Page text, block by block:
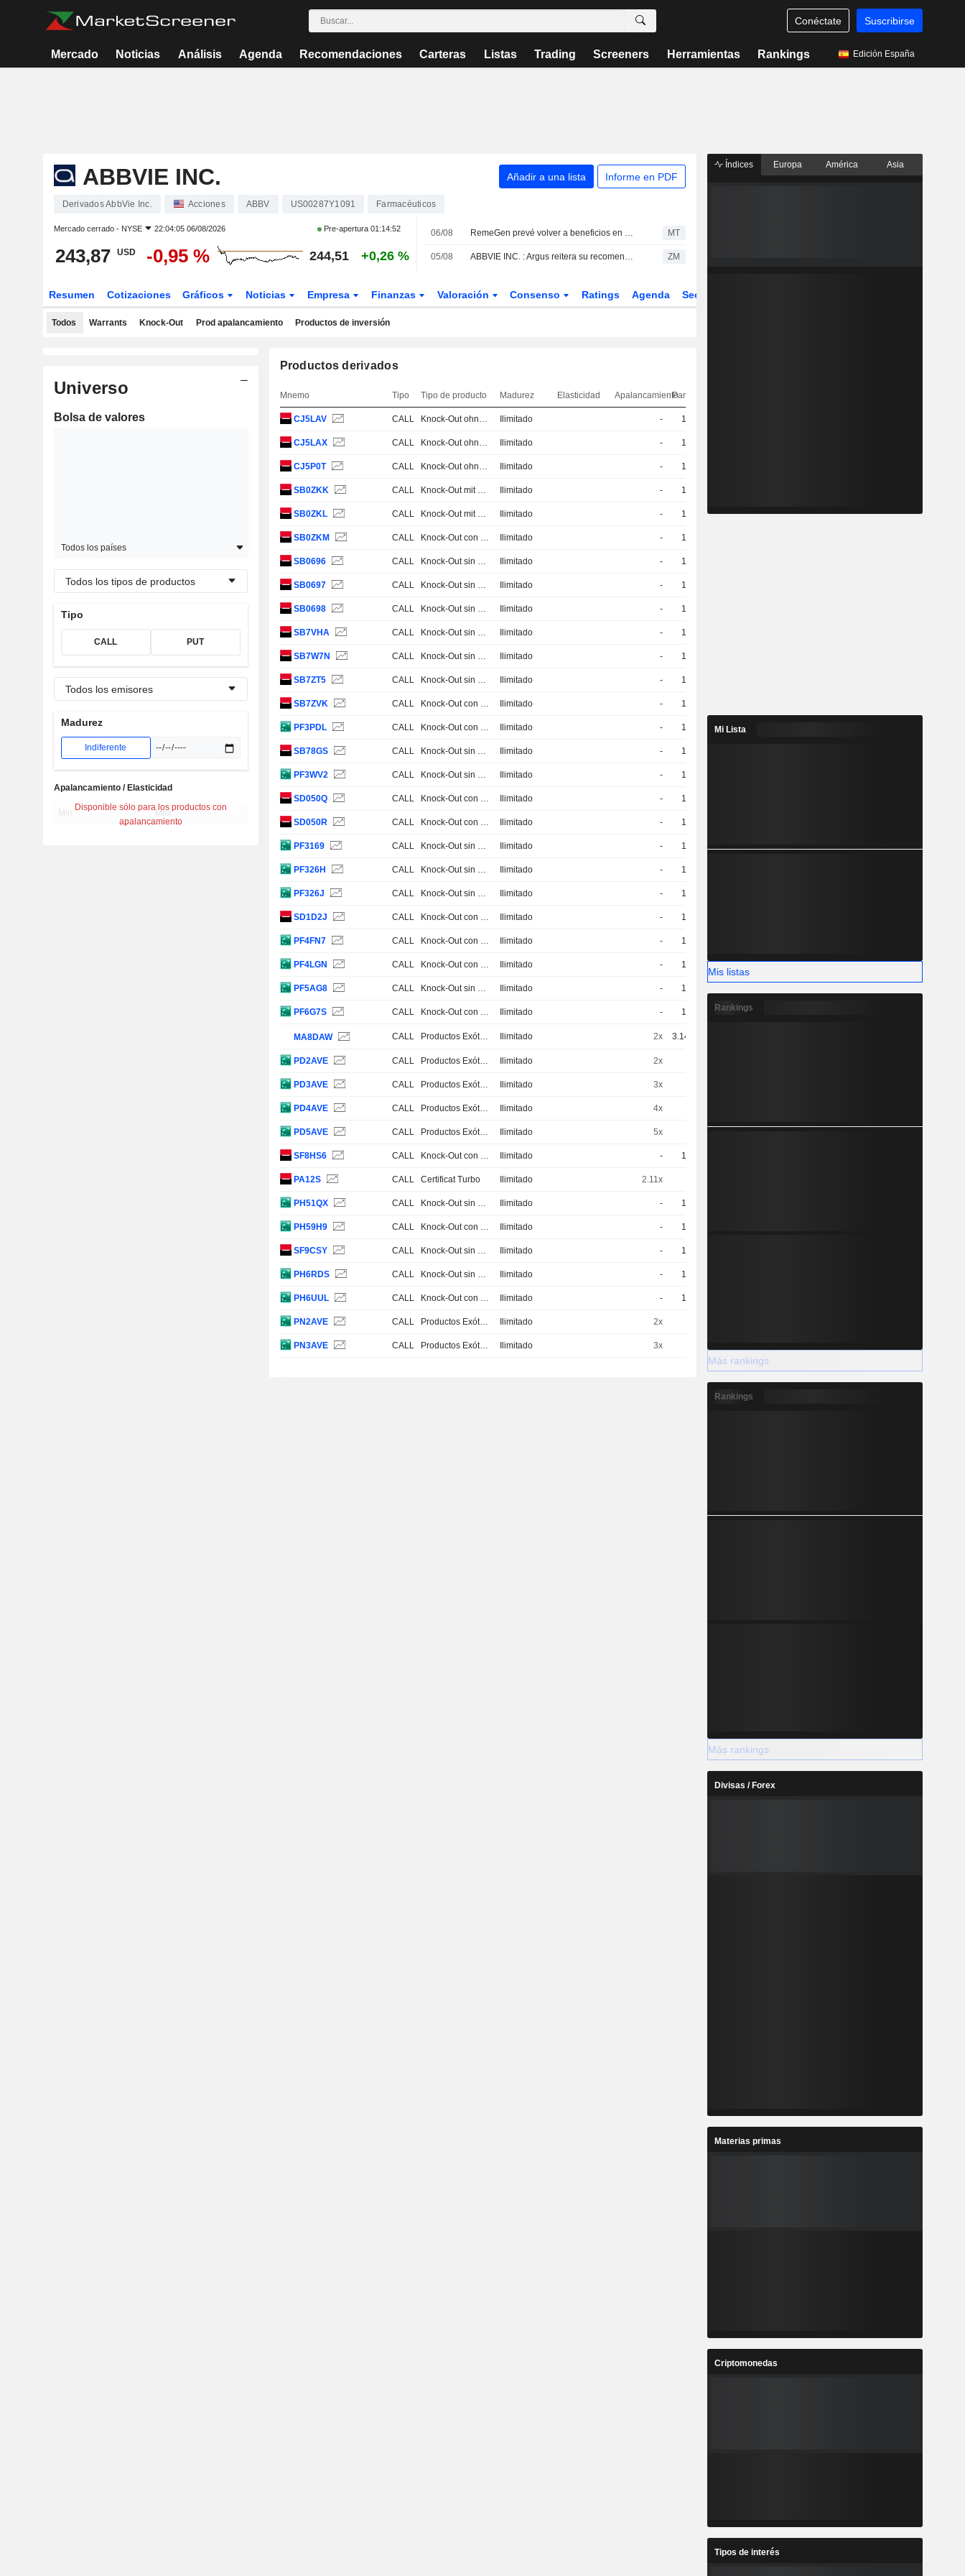
Conéctate Suscribirse
Mercado Noticias Análisis Agenda Recomendaciones Carteras Listas Trading Screeners Herramientas Rankings Edición España
ABBVIE INC. Añadir a una lista Informe en PDF
Derivados AbbVie Inc. Acciones ABBV US00287Y1091 Farmacéuticos
Mercado cerrado - NYSE 22:04:05 06/08/2026 Pre-apertura01:14:52
243,87 USD -0,95 % 244,51 +0,26 %
06/08 RemeGen prevé volver a beneficios en el primer semestre; sus acciones en Hong Kong caen un 3% MT
05/08 ABBVIE INC. : Argus reitera su recomendación de compra ZM
Resumen Cotizaciones Gráficos Noticias Empresa Finanzas Valoración Consenso Ratings Agenda Sector
Todos Warrants Knock-Out Prod apalancamiento Productos de inversión
Universo
Bolsa de valores
Todos los países
Todos los tipos de productos
Tipo
CALL PUT
Todos los emisores
Madurez
Indiferente
Disponible sólo para los productos con
apalancamiento
Apalancamiento / Elasticidad
Productos derivados
Mnemo Tipo Tipo de producto Madurez Elasticidad ApalancamientoParidad
CJ5LAV CALL Knock-Out ohne Stop Loss Ilimitado - 10
CJ5LAX CALL Knock-Out ohne Stop Loss Ilimitado - 10
CJ5P0T CALL Knock-Out ohne Stop Loss Ilimitado - 10
SB0ZKK CALL Knock-Out mit Stop Loss Ilimitado - 10
SB0ZKL CALL Knock-Out mit Stop Loss Ilimitado - 10 -EUR
SB0ZKM CALL Knock-Out con Stop Loss Ilimitado - 10
SB0696 CALL Knock-Out sin Stop Loss Ilimitado - 10
SB0697 CALL Knock-Out sin Stop Loss Ilimitado - 10
SB0698 CALL Knock-Out sin Stop Loss Ilimitado - 10
SB7VHA CALL Knock-Out sin Stop Loss Ilimitado - 10
SB7W7N CALL Knock-Out sin Stop Loss Ilimitado - 10
SB7ZT5 CALL Knock-Out sin Stop Loss Ilimitado - 10
SB7ZVK CALL Knock-Out con Stop Loss Ilimitado - 10
PF3PDL CALL Knock-Out con Stop Loss Ilimitado - 10
SB78GS CALL Knock-Out sin Stop Loss Ilimitado - 10
PF3WV2 CALL Knock-Out sin Stop Loss Ilimitado - 10
SD050Q CALL Knock-Out con Stop Loss Ilimitado - 10
SD050R CALL Knock-Out con Stop Loss Ilimitado - 10
PF3169 CALL Knock-Out sin Stop Loss Ilimitado - 10
PF326H CALL Knock-Out sin Stop Loss Ilimitado - 10
PF326J CALL Knock-Out sin Stop Loss Ilimitado - 10
SD1D2J CALL Knock-Out con Stop Loss Ilimitado - 10
PF4FN7 CALL Knock-Out con Stop Loss Ilimitado - 10
PF4LGN CALL Knock-Out con Stop Loss Ilimitado - 10 -EUR
PF5AG8 CALL Knock-Out sin Stop Loss Ilimitado - 10
PF6G7S CALL Knock-Out con Stop Loss Ilimitado - 10 -
MA8DAW CALL Productos Exóticos Ilimitado 2x 3.148
PD2AVE CALL Productos Exóticos Ilimitado 2x
PD3AVE CALL Productos Exóticos Ilimitado 3x
PD4AVE CALL Productos Exóticos Ilimitado 4x
PD5AVE CALL Productos Exóticos Ilimitado 5x
SF8HS6 CALL Knock-Out con Stop Loss Ilimitado - 10
PA12S CALL Certificat Turbo Ilimitado 2.11x
PH51QX CALL Knock-Out sin Stop Loss Ilimitado - 10
PH59H9 CALL Knock-Out con Stop Loss Ilimitado - 10
SF9CSY CALL Knock-Out sin Stop Loss Ilimitado - 10
PH6RDS CALL Knock-Out sin Stop Loss Ilimitado - 10
PH6UUL CALL Knock-Out con Stop Loss Ilimitado - 10
PN2AVE CALL Productos Exóticos Ilimitado 2x
PN3AVE CALL Productos Exóticos Ilimitado 3x
Índices Europa América Asia
Mi Lista
Mis listas
Rankings
Más rankings
Rankings
Más rankings
Divisas / Forex
Materias primas
Criptomonedas
Tipos de interés